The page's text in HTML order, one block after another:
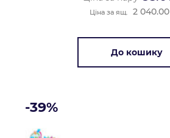
Ціна за ящ. 2 040.00
До кошику
-39%